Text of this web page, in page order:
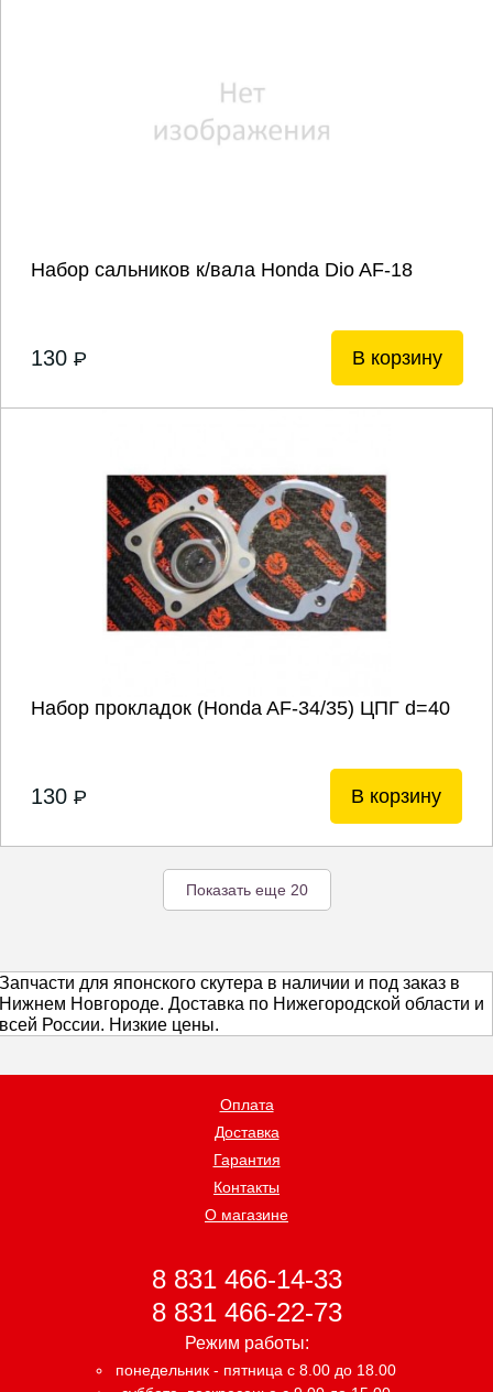
Набор сальников к/вала Honda Dio AF-18
130 P В корзину
Набор прокладок (Honda AF-34/35) ЦПГ d=40
130 P В корзину
Показать еще 20
Запчасти для японского скутера в наличии и под заказ в
Нижнем Новгороде. Доставка по Нижегородской области и
всей России. Низкие цены.
Оплата
Доставка
Гарантия
Контакты
О магазине
8 831 466-14-33
8 831 466-22-73
Режим работы:
понедельник - пятница с 8.00 до 18.00